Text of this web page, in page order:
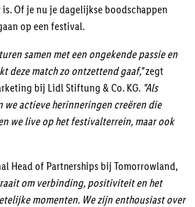
Of je nu je dagelijkse boodschappen
op een festival.
samen met een ongekende passie en
deze match zo ontzettend gaaf,"zegt
bij Lidl Stiftung & Co. KG. "Als
actieve herinneringen creëren die
we live op het festivalterrein, maar ook
Head of Partnerships bij Tomorrowland,
om verbinding, positiviteit en het
momenten. We zijn enthousiast over